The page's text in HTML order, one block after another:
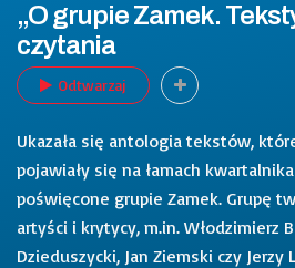
„O grupie Zamek.
czytania
Odtwarzaj
Ukazała się antologia tekstów,
pojawiały się na łamach
poświęcone grupie Zamek. Grupę
artyści i krytycy, m.in. Włodzimierz
Dzieduszycki, Jan Ziemski czy